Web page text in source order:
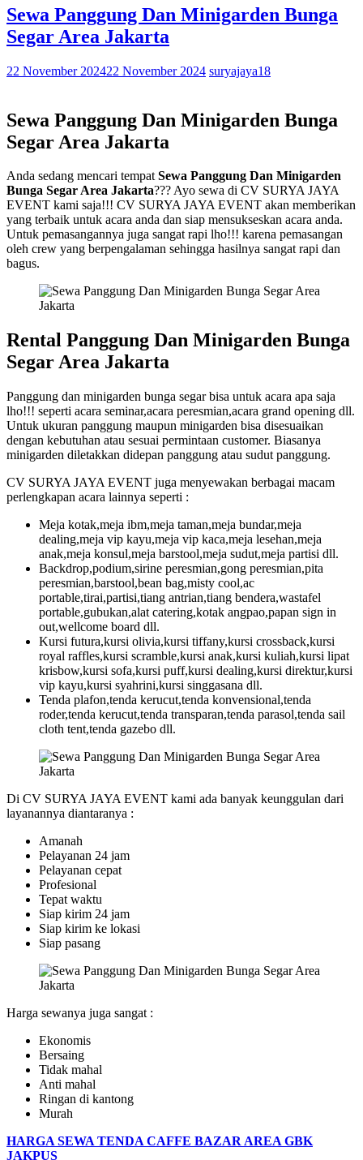
Sewa Panggung Dan Minigarden Bunga
Segar Area Jakarta
22 November 202422 November 2024 suryajaya18
Sewa Panggung Dan Minigarden Bunga
Segar Area Jakarta
Anda sedang mencari tempatSewa Panggung Dan Minigarden
Bunga Segar Area Jakarta??? Ayo sewa di CV SURYA JAYA
EVENT kami saja!!! CV SURYA JAYA EVENT akan memberikan
yang terbaik untuk acara anda dan siap mensukseskan acara anda.
Untuk pemasangannya juga sangat rapi lho!!! karena pemasangan
oleh crew yang berpengalaman sehingga hasilnya sangat rapi dan
bagus.
Rental Panggung Dan Minigarden Bunga
Segar Area Jakarta
Panggung dan minigarden bunga segar bisa untuk acara apa saja
lho!!! seperti acara seminar,acara peresmian,acara grand opening dll.
Untuk ukuran panggung maupun minigarden bisa disesuaikan
dengan kebutuhan atau sesuai permintaan customer. Biasanya
minigarden diletakkan didepan panggung atau sudut panggung.
CV SURYA JAYA EVENT juga menyewakan berbagai macam
perlengkapan acara lainnya seperti :
Meja kotak,meja ibm,meja taman,meja bundar,meja
dealing,meja vip kayu,meja vip kaca,meja lesehan,meja
anak,meja konsul,meja barstool,meja sudut,meja partisi dll.
Backdrop,podium,sirine peresmian,gong peresmian,pita
peresmian,barstool,bean bag,misty cool,ac
portable,tirai,partisi,tiang antrian,tiang bendera,wastafel
portable,gubukan,alat catering,kotak angpao,papan sign in
out,wellcome board dll.
Kursi futura,kursi olivia,kursi tiffany,kursi crossback,kursi
royal raffles,kursi scramble,kursi anak,kursi kuliah,kursi lipat
krisbow,kursi sofa,kursi puff,kursi dealing,kursi direktur,kursi
vip kayu,kursi syahrini,kursi singgasana dll.
Tenda plafon,tenda kerucut,tenda konvensional,tenda
roder,tenda kerucut,tenda transparan,tenda parasol,tenda sail
cloth tent,tenda gazebo dll.
Di CV SURYA JAYA EVENT kami ada banyak keunggulan dari
layanannya diantaranya :
Amanah
Pelayanan 24 jam
Pelayanan cepat
Profesional
Tepat waktu
Siap kirim 24 jam
Siap kirim ke lokasi
Siap pasang
Harga sewanya juga sangat :
Ekonomis
Bersaing
Tidak mahal
Anti mahal
Ringan di kantong
Murah
HARGA SEWA TENDA CAFFE BAZAR AREA GBK
JAKPUS